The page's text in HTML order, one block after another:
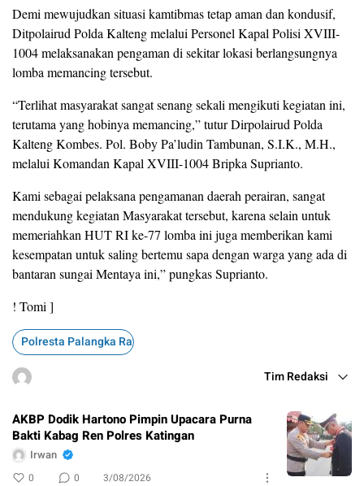
Demi mewujudkan situasi kamtibmas tetap aman dan kondusif,
Ditpolairud Polda Kalteng melalui Personel Kapal Polisi XVIII-
1004 melaksanakan pengaman di sekitar lokasi berlangsungnya
lomba memancing tersebut.
“Terlihat masyarakat sangat senang sekali mengikuti kegiatan ini,
terutama yang hobinya memancing,” tutur Dirpolairud Polda
Kalteng Kombes. Pol. Boby Pa’ludin Tambunan, S.I.K., M.H.,
melalui Komandan Kapal XVIII-1004 Bripka Suprianto.
Kami sebagai pelaksana pengamanan daerah perairan, sangat
mendukung kegiatan Masyarakat tersebut, karena selain untuk
memeriahkan HUT RI ke-77 lomba ini juga memberikan kami
kesempatan untuk saling bertemu sapa dengan warga yang ada di
bantaran sungai Mentaya ini,” pungkas Suprianto.
! Tomi ]
Polresta Palangka Raya
Tim Redaksi
AKBP Dodik Hartono Pimpin Upacara Purna
Bakti Kabag Ren Polres Katingan
Irwan
0 0 3/08/2026